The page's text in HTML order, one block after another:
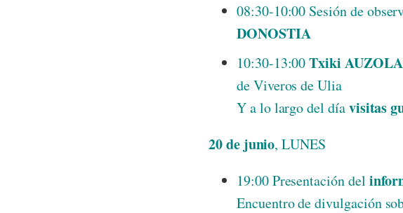
08:30-10:00 Sesión de
DONOSTIA
10:30-13:00Txiki
de Viveros de Ulia
Y a lo largo del díavisitas
20de junio, LUNES
19:00 Presentación del
Encuentro de divulgación